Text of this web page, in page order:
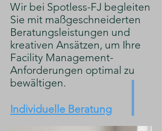
​Wir bei Spotless-FJ begleiten
Sie mit maßgeschneiderten
Beratungsleistungen und
kreativen Ansätzen, um Ihre
Facility Management-
Anforderungen optimal zu
bewältigen.
Individuelle Beratung